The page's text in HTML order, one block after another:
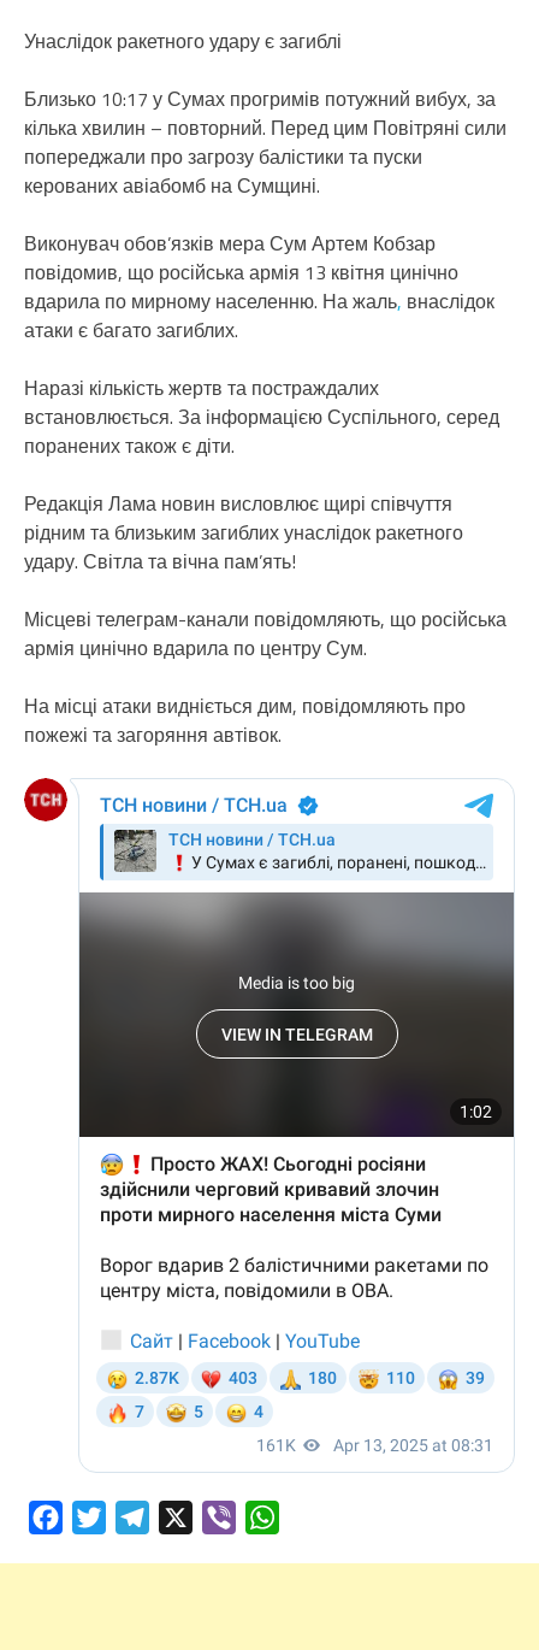
Унаслідок ракетного удару є загиблі
Близько 10:17 у Сумах прогримів потужний вибух, за
кілька хвилин – повторний. Перед цим Повітряні сили
попереджали про загрозу балістики та пуски
керованих авіабомб на Сумщині.
Виконувач обов’язків мера Сум Артем Кобзар
повідомив, що російська армія 13 квітня цинічно
вдарила по мирному населенню. На жаль, внаслідок
атаки є багато загиблих.
Наразі кількість жертв та постраждалих
встановлюється. За інформацією Суспільного, серед
поранених також є діти.
Редакція Лама новин висловлює щирі співчуття
рідним та близьким загиблих унаслідок ракетного
удару. Світла та вічна пам’ять!
Місцеві телеграм-канали повідомляють, що російська
армія цинічно вдарила по центру Сум.
На місці атаки видніється дим, повідомляють про
пожежі та загоряння автівок.
FacebookTwitterTelegram Viber